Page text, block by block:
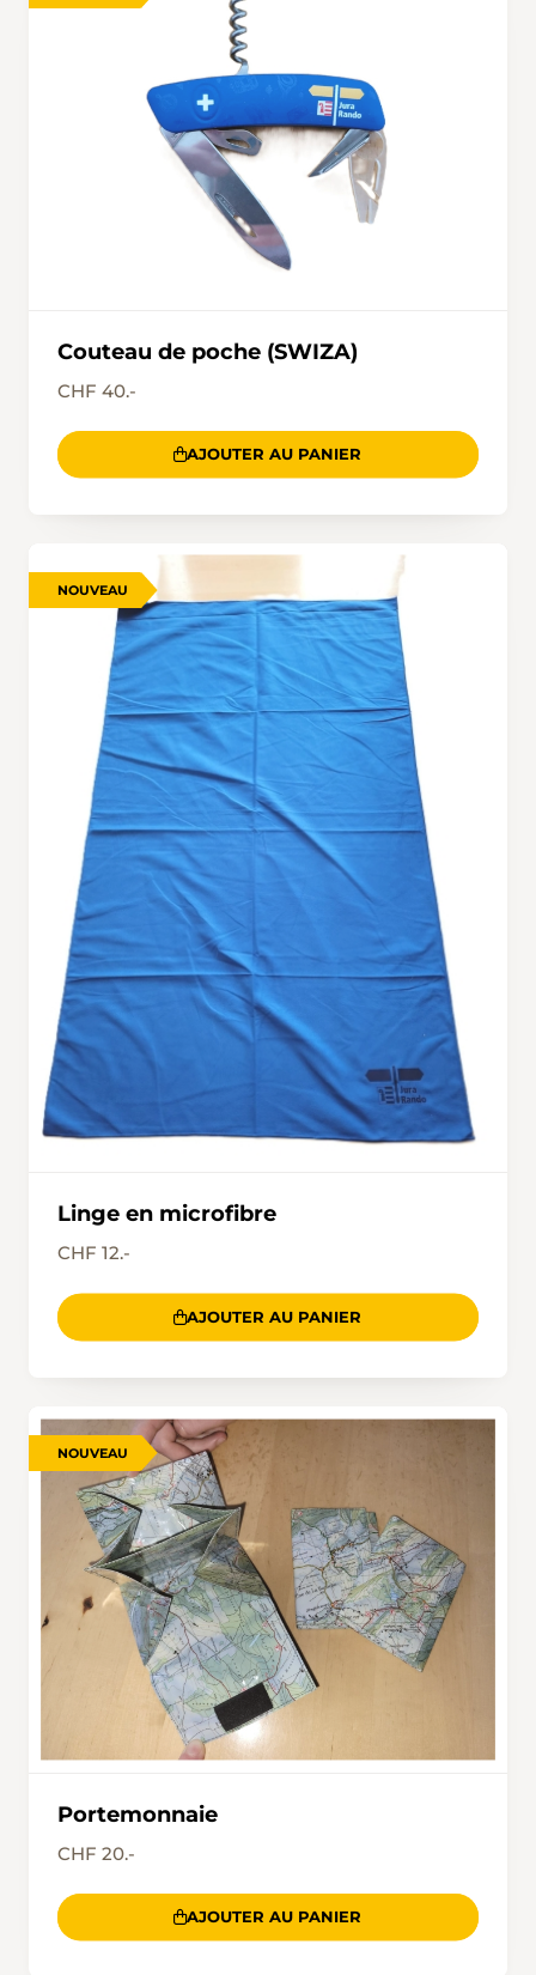
Couteau de poche (SWIZA)
CHF 40.-
AJOUTER AU PANIER
Linge en microfibre
CHF 12.-
NOUVEAU
AJOUTER AU PANIER
Portemonnaie
CHF 20.-
NOUVEAU
AJOUTER AU PANIER